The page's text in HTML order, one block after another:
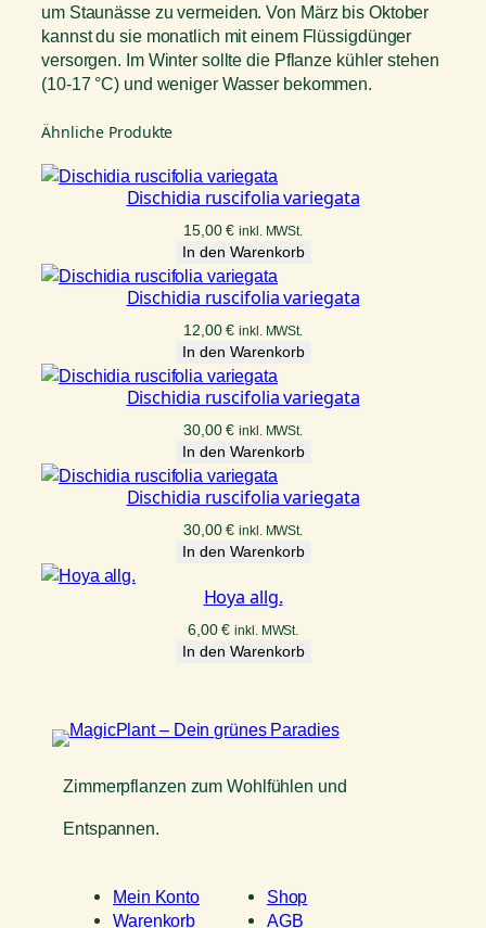
um Staunässe zu vermeiden. Von März bis Oktober
kannst du sie monatlich mit einem Flüssigdünger
versorgen. Im Winter sollte die Pflanze kühler stehen
(10-17 °C) und weniger Wasser bekommen.
Ähnliche Produkte
Dischidia ruscifolia variegata
15,00€ inkl. MWSt.
In den Warenkorb
Dischidia ruscifolia variegata
12,00€ inkl. MWSt.
In den Warenkorb
Dischidia ruscifolia variegata
30,00€ inkl. MWSt.
In den Warenkorb
Dischidia ruscifolia variegata
30,00€ inkl. MWSt.
In den Warenkorb
Hoya allg.
6,00€ inkl. MWSt.
In den Warenkorb
Zimmerpflanzen zum Wohlfühlen und
Entspannen.
Mein Konto
Warenkorb
Shop
AGB